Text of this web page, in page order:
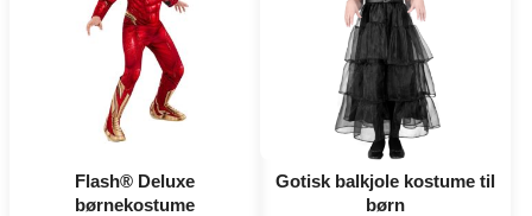
Flash® Deluxe
børnekostume
Gotisk balkjole kostume til
børn